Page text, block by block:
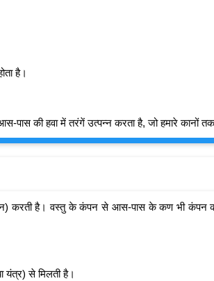
है।
की हवा में तरंगें उत्पन्न करता है, जो हमारे कानों
करती है। वस्तु के कंपन से आस-पास के कण भी
यंत्र) से मिलती है।